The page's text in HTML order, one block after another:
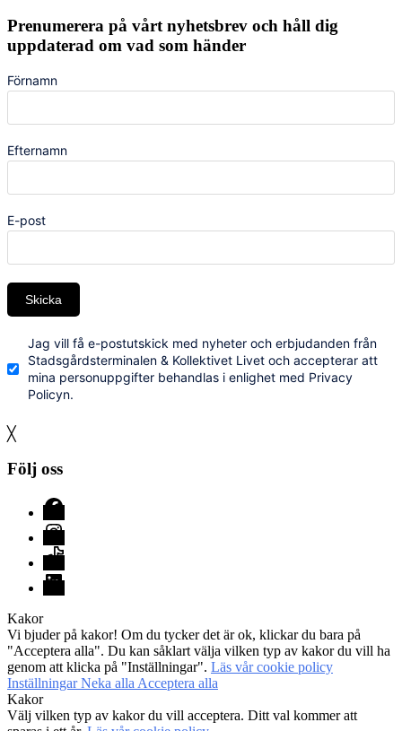
Prenumerera på vårt nyhetsbrev och håll dig
uppdaterad om vad som händer
Förnamn
Efternamn
E-post
Skicka
Jag vill få e-postutskick med nyheter och erbjudanden från
Stadsgårdsterminalen & Kollektivet Livet och accepterar att
mina personuppgifter behandlas i enlighet med Privacy
Policyn.
╳
Följ oss
Facebook
Instagram
TikTok
LinkedIn
Kakor
Vi bjuder på kakor! Om du tycker det är ok, klickar du bara på
"Acceptera alla". Du kan såklart välja vilken typ av kakor du vill ha
genom att klicka på "Inställningar". Läs vår cookie policy
InställningarNeka alla Acceptera alla
Kakor
Välj vilken typ av kakor du vill acceptera. Ditt val kommer att